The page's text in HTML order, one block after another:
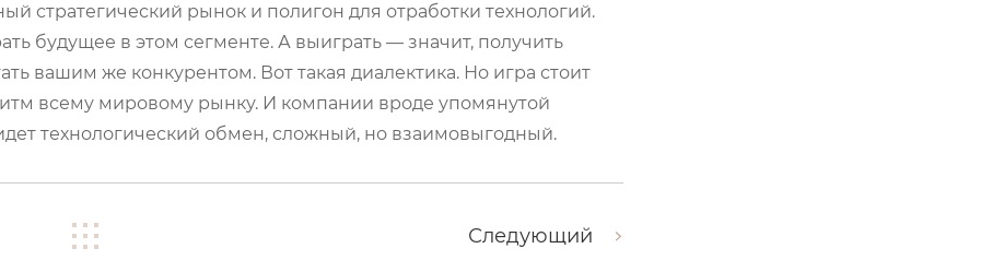
стратегический рынок и полигон для отработки технологий.
будущее в этом сегменте. А выиграть — значит, получить
вашим же конкурентом. Вот такая диалектика. Но игра стоит
всему мировому рынку. И компании вроде упомянутой
технологический обмен, сложный, но взаимовыгодный.
Следующий